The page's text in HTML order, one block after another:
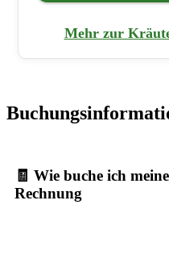
Mehr zur
🧾 Wie buche ich
Rechnung